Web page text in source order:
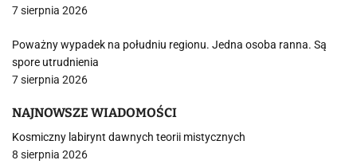
7 sierpnia 2026
Poważny wypadek na południu regionu. Jedna osoba ranna. Są
spore utrudnienia
7 sierpnia 2026
NAJNOWSZE WIADOMOŚCI
Kosmiczny labirynt dawnych teorii mistycznych
8 sierpnia 2026